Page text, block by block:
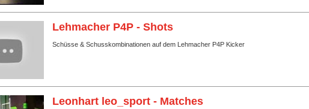
Lehmacher P4P - Shots
Schüsse & Schusskombinationen auf dem Lehmacher P4P Kicker
Leonhart leo_sport - Matches